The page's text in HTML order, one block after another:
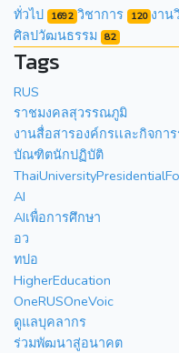
ทั่วไป 1692 วิชาการ 120 งาน
ศิลปวัฒนธรรม 82
Tags
RUS
ราชมงคลสุวรรณภูมิ
งานสื่อสารองค์กรเเละกิจกา
บัณฑิตนักปฏิบัติ
AI
AIเพื่อการศึกษา
อว
ทปอ
HigherEducation
OneRUSOneVoic
ดูแลบุคลากร
ร่วมพัฒนาสู่อนาคต